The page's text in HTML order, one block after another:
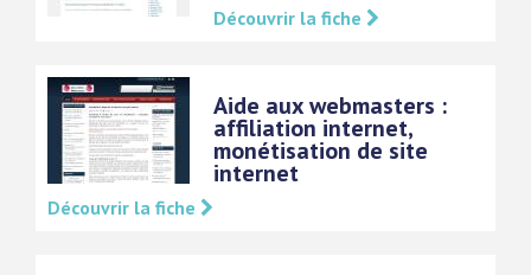
Découvrir la fiche
Aide aux webmasters :
affiliation internet,
monétisation de site
internet
Découvrir la fiche